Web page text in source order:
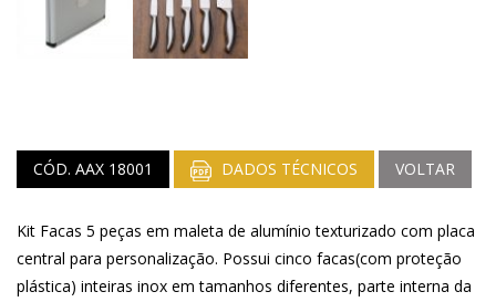
CÓD. AAX 18001 DADOS TÉCNICOS VOLTAR
Kit Facas 5 peças em maleta de alumínio texturizado com placa
central para personalização. Possui cinco facas(com proteção
plástica) inteiras inox em tamanhos diferentes, parte interna da